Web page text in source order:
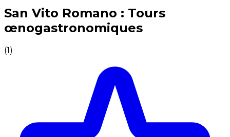
Expériences culinaires inoubliables : Expériences
San Vito Romano : Tours
œnogastronomiques
(1)